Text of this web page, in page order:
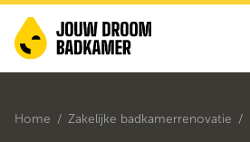
Home Zakelijke badkamerrenovatie